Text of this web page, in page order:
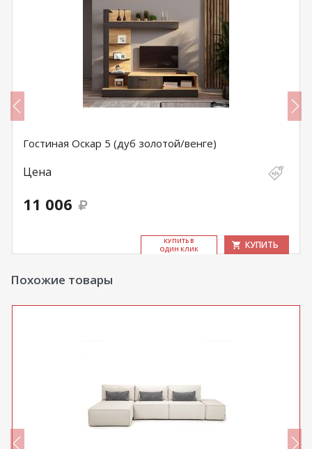
Гостиная Оскар 5 (дуб золотой/венге)
Цена
11 006
КУ­ПИТЬ В
ОДИН КЛИК
КУПИТЬ
Похожие товары